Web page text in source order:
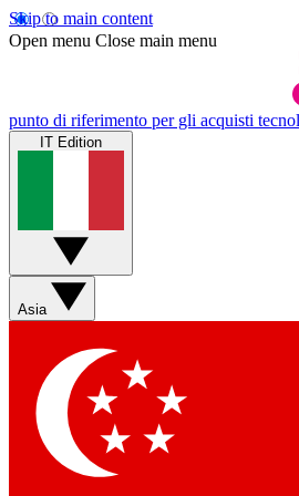
Skip to main content
Open menu Close main menu
punto di riferimento per gli acquisti
IT Edition
Asia